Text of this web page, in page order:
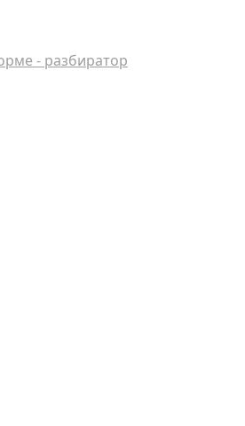
- разбиратор